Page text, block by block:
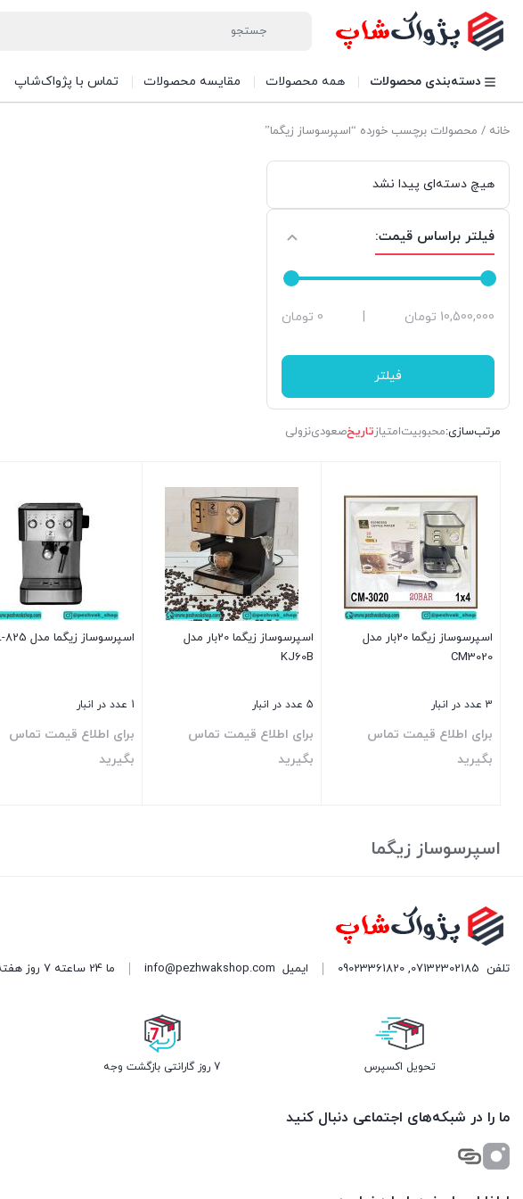
دسته‌بندی محصولات همه محصولات مقایسه محصولات تماس با پژواک‌شاپ
خانه / محصولات برچسب خورده “اسپرسوساز زیگما”
هیچ دسته‌ای پیدا نشد
فیلتر براساس قیمت:
حداقل
حداکثر
0 تومان | 10,500,000 تومان
فیلتر
مرتب‌سازی:محبوبیتامتیازتاریخصعودینزولی
اسپرسوساز زیگما 20بار مدل
CM3020
3 عدد در انبار
برای اطلاع قیمت تماس
بگیرید
اسپرسوساز زیگما 20بار مدل
KJ60B
5 عدد در انبار
برای اطلاع قیمت تماس
بگیرید
اسپرسوساز زیگما مدل RL-825
1 عدد در انبار
برای اطلاع قیمت تماس
بگیرید
اسپرسوساز زیگما
تلفن 07132302185
,
09023361820 ایمیل info@pezhwakshop.com ما 24 ساعته 7 روز هفته پاسخگوی شما هستیم.
تحویل اکسپرس 7 روز گارانتی بازگشت وجه
ما را در شبکه‌های اجتماعی دنبال کنید